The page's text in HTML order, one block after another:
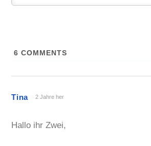
6 COMMENTS
Tina 2 Jahre her
Hallo ihr Zwei,